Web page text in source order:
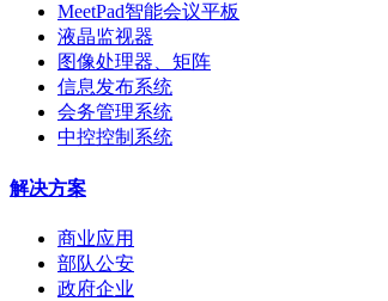
MeetPad智能会议平板
液晶监视器
图像处理器、矩阵
信息发布系统
会务管理系统
中控控制系统
解决方案
商业应用
部队公安
政府企业